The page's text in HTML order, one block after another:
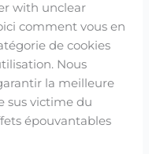
with unclear
comment vous en
de cookies
Nous
la meilleure
sus victime du
épouvantables